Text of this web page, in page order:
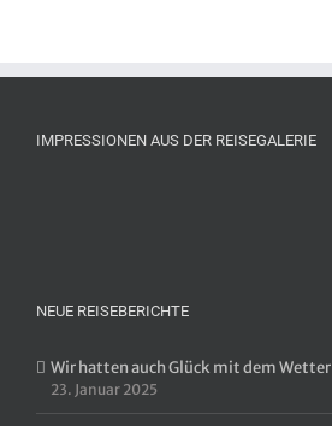
IMPRESSIONEN AUS DER REISEGALERIE
NEUE REISEBERICHTE
Wir hatten auch Glück mit dem Wetter
23. Januar 2025